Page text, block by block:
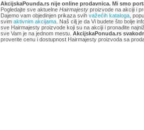
AkcijskaPounda.rs nije online prodavnica. Mi smo
Pogledajte sve aktuelne Hairmajesty proizvode na akciji i
Dajemo vam objedinjen prikaza svih važećih kataloga ,
svim aktivnim akcijama . Naš cilj je da Vi budete što bolje
sve Hairmajesty proizvode koji su na akciji i pronađite
sve Vam je na jednom mestu. AkcijskaPonuda.rs
proverite cenu i dostupnost Hairmajesty proizvoda sa